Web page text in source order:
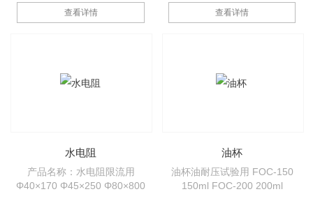
查看详情
此高的耐压本领，是因为它的内
部是由若干个硅高频二极管的管
查看详情
水电阻
产品名称：水电阻限流用
Φ40×170 Φ45×250 Φ80×800
油杯
油杯油耐压试验用 FOC-150
150ml FOC-200 200ml